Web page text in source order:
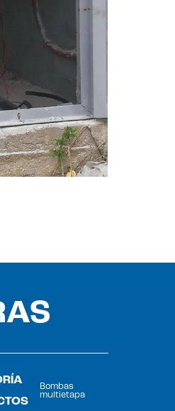
Bombas
multietapa